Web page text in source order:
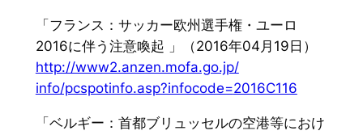
「フランス：サッカー欧州選手権・ユーロ
2016に伴う注意喚起 」（2016年04月19日）
http://www2.anzen.mofa.go.jp/
info/pcspotinfo.asp?infocode=2016C116
「ベルギー： 首都ブリュッセルの空港等におけ